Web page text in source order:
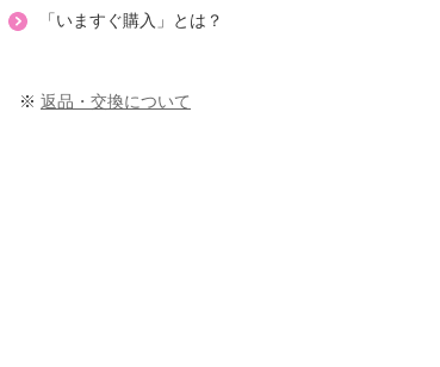
「いますぐ購入」とは？
※ 返品・交換について